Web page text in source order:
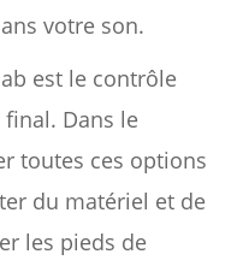
votre son.
est le contrôle
Dans le
toutes ces options
du matériel et de
les pieds de